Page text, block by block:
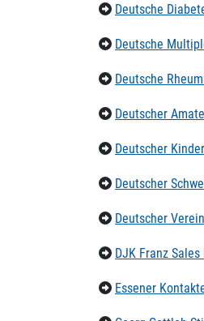
Deutsche
Deutsche
Deutsche
Deutscher
Deutscher
Deutscher
Deutscher
DJK Franz Sales
Essener